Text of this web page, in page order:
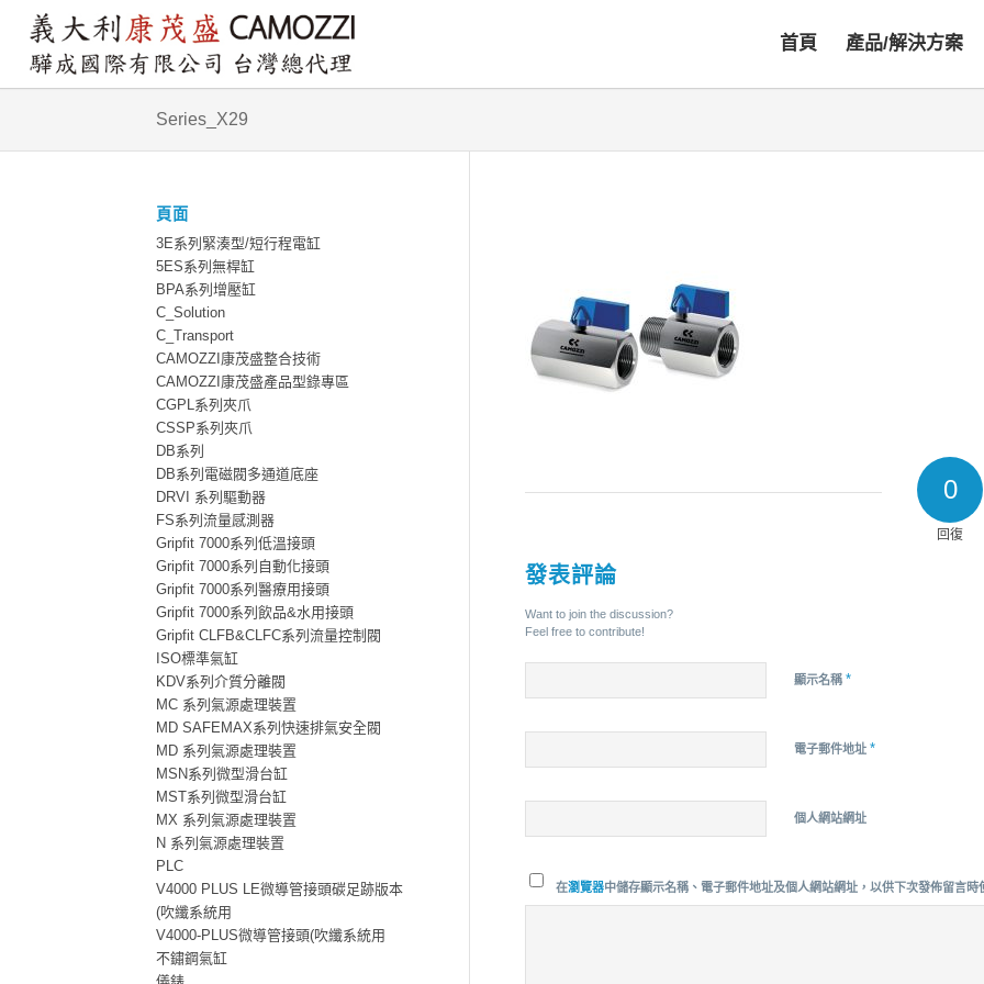
首頁 產品/解決方案
Series_X29
0
回復
發表評論
Want to join the discussion?
Feel free to contribute!
顯示名稱*
電子郵件地址*
個人網站網址
在瀏覽器中儲存顯示名稱、電子郵件地址及個人網站網址，以供下次發佈留言時
頁面
3E系列緊湊型/短行程電缸
5ES系列無桿缸
BPA系列增壓缸
C_Solution
C_Transport
CAMOZZI康茂盛整合技術
CAMOZZI康茂盛產品型錄專區
CGPL系列夾爪
CSSP系列夾爪
DB系列
DB系列電磁閥多通道底座
DRVI 系列驅動器
FS系列流量感測器
Gripfit 7000系列低溫接頭
Gripfit 7000系列自動化接頭
Gripfit 7000系列醫療用接頭
Gripfit 7000系列飲品&水用接頭
Gripfit CLFB&CLFC系列流量控制閥
ISO標準氣缸
KDV系列介質分離閥
MC 系列氣源處理裝置
MD SAFEMAX系列快速排氣安全閥
MD 系列氣源處理裝置
MSN系列微型滑台缸
MST系列微型滑台缸
MX 系列氣源處理裝置
N 系列氣源處理裝置
PLC
V4000 PLUS LE微導管接頭碳足跡版本
(吹纖系統用
V4000-PLUS微導管接頭(吹纖系統用
不鏽鋼氣缸